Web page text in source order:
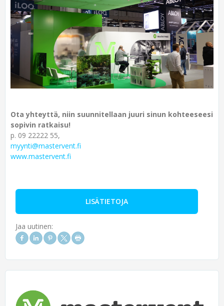
Ota yhteyttä, niin suunnitellaan juuri sinun kohteeseesi
sopivin ratkaisu!
p. 09 22222 55,
myynti@mastervent.fi
www.mastervent.fi
LISÄTIETOJA
Jaa uutinen: